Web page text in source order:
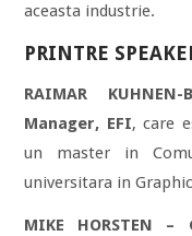
aceasta industrie.
PRINTRE
RAIMAR
Manager, EFI, care
un master in
universitara in
MIKE HORSTEN